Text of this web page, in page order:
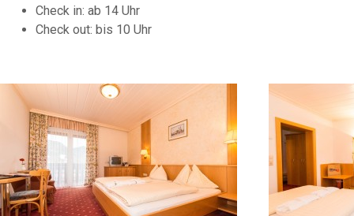
Check in: ab 14 Uhr
Check out: bis 10 Uhr